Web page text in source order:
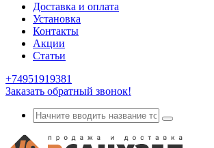
Доставка и оплата
Установка
Контакты
Акции
Статьи
+74951919381
Заказать обратный звонок!